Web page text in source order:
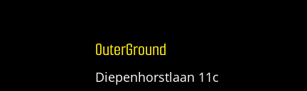
OuterGround
Diepenhorstlaan 11c